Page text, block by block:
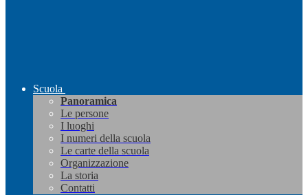
Scuola
Panoramica
Le persone
I luoghi
I numeri della scuola
Le carte della scuola
Organizzazione
La storia
Contatti